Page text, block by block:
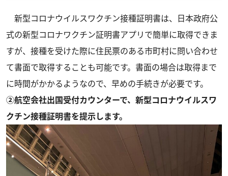
新型コロナウイルスワクチン接種証明書は、日本政府公
式の新型コロナワクチン証明書アプリで簡単に取得できま
すが、接種を受けた際に住民票のある市町村に問い合わせ
て書面で取得することも可能です。書面の場合は取得まで
に時間がかかるようなので、早めの手続きが必要です。
➁航空会社出国受付カウンターで、新型コロナウイルスワ
クチン接種証明書を提示します。